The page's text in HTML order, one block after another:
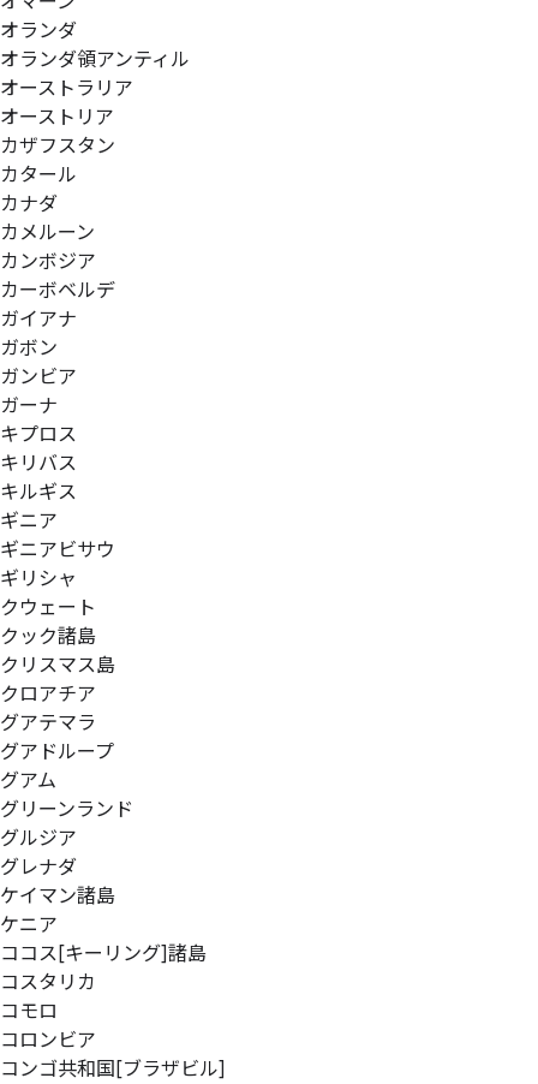
オランダ
オランダ領アンティル
オーストラリア
オーストリア
カザフスタン
カタール
カナダ
カメルーン
カンボジア
カーボベルデ
ガイアナ
ガボン
ガンビア
ガーナ
キプロス
キリバス
キルギス
ギニア
ギニアビサウ
ギリシャ
クウェート
クック諸島
クリスマス島
クロアチア
グアテマラ
グアドループ
グアム
グリーンランド
グルジア
グレナダ
ケイマン諸島
ケニア
ココス[キーリング]諸島
コスタリカ
コモロ
コロンビア
コンゴ共和国[ブラザビル]